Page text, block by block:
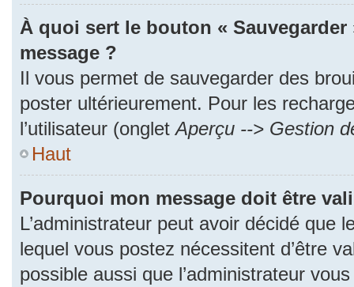
À quoi sert le bouton «
message ?
Il vous permet de sauvegarder des
poster ultérieurement. Pour les
l’utilisateur (ongletAperçu --> Gestion
Haut
Pourquoi mon message doit être
L’administrateur peut avoir décidé que
lequel vous postez nécessitent d’être
possible aussi que l’administrateur